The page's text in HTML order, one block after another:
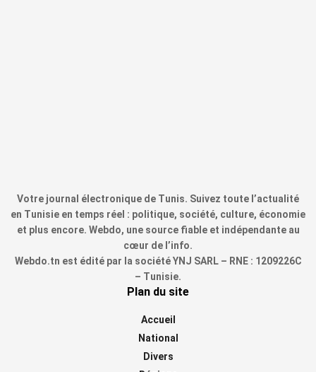
Votre journal électronique de Tunis. Suivez toute l’actualité
en Tunisie en temps réel : politique, société, culture, économie
et plus encore. Webdo, une source fiable et indépendante au
cœur de l’info.
Webdo.tn est édité par la société YNJ SARL – RNE : 1209226C
– Tunisie.
Plan du site
Accueil
National
Divers